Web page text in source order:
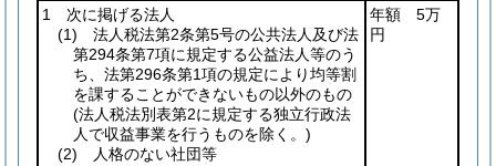
1 次に掲げる法人
(1) 法人税法第2条第5号の公共法人及び法
第294条第7項に規定する公益法人等のう
ち、法第296条第1項の規定により均等割
を課することができないもの以外のもの
(法人税法別表第2に規定する独立行政法
人で収益事業を行うものを除く。)
(2) 人格のない社団等
年額 5万
円